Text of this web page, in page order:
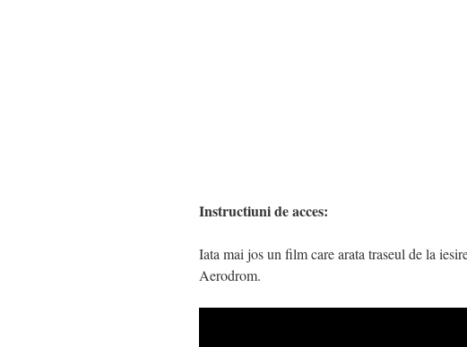
Instructiuni de acces:
Iata mai jos un film care arata traseul de la
Aerodrom.